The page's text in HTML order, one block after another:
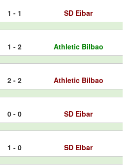
1 - 1 SD Eibar
1 - 2 Athletic Bilbao
2 - 2 Athletic Bilbao
0 - 0 SD Eibar
1 - 0 SD Eibar